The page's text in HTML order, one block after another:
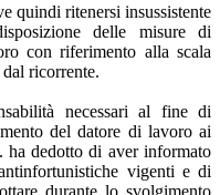
quindi ritenersi insussistente
delle misure di
con riferimento alla scala
ricorrente.
necessari al fine di
del datore di lavoro ai
dedotto di aver informato
vigenti e di
durante lo svolgimento